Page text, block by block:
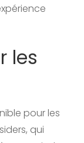
les
pour les
qui